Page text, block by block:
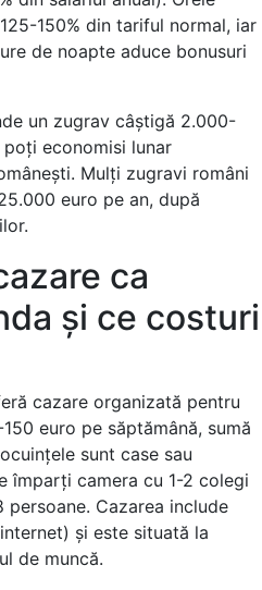
150% din tariful normal, iar
de noapte aduce bonusuri
un zugrav câștigă 2.000-
economisi lunar
Mulți zugravi români
euro pe an, după
ca
și ce costuri
cazare organizată pentru
euro pe săptămână, sumă
sunt case sau
împarți camera cu 1-2 colegi
Cazarea include
și este situată la
de muncă.